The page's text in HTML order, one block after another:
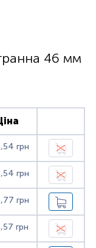
46 мм
грн
грн
грн
грн